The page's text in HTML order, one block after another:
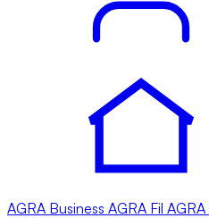
AGRA Business AGRA Fil AGRA